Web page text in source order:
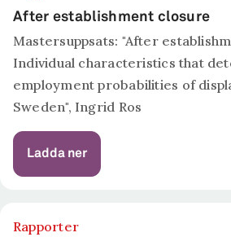
After establishment closure
Mastersuppsats: "After
Individual characteristics that
employment probabilities of
Sweden", Ingrid Ros
Ladda ner
Rapporter